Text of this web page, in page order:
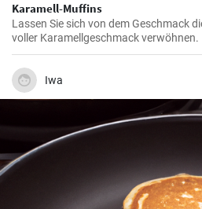
Karamell-Muffins
Lassen Sie sich von dem Geschmack
voller Karamellgeschmack verwöhnen.
Iwa